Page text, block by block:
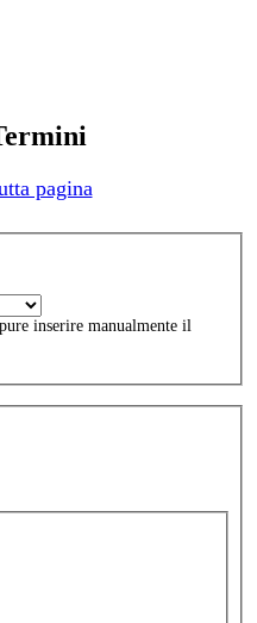
pagina
inserire manualmente il